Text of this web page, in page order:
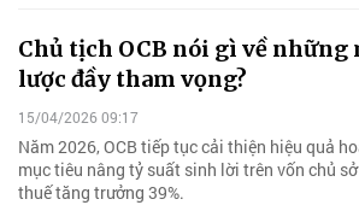
Chủ tịch OCB nói gì về những
lược đầy tham vọng?
15/04/2026 09:17
Năm 2026, OCB tiếp tục cải thiện hiệu quả
mục tiêu nâng tỷ suất sinh lời trên vốn chủ
thuế tăng trưởng 39%.